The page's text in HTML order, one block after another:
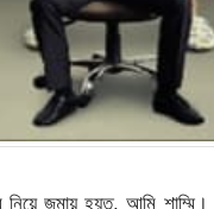
নিয়ে জন্মায় হয়ত, আমি